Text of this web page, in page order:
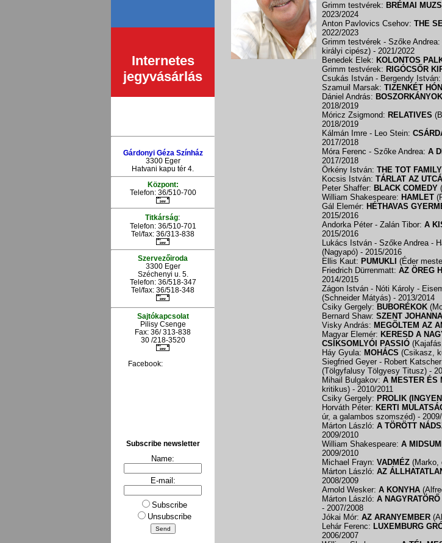
Internetes
jegyvásárlás
Gárdonyi Géza Színház
3300 Eger
Hatvani kapu tér 4.
Központ:
Telefon: 36/510-700
Titkárság:
Telefon: 36/510-701
Tel/fax: 36/313-838
Szervezőiroda
3300 Eger
Széchenyi u. 5.
Telefon: 36/518-347
Tel/fax: 36/518-348
Sajtókapcsolat
Pilisy Csenge
Fax: 36/ 313-838
30 /218-3520
Facebook:
Subscribe newsletter
Name:
E-mail:
Subscribe
Unsubscribe
Grimm testvérek: BRÉMAI
2023/2024
Anton Pavlovics Csehov: THE
2022/2023
Grimm testvérek - Szőke Andrea:
királyi cipész) - 2021/2022
Benedek Elek: KOLONTOS
Grimm testvérek: RIGÓCSŐR
Csukás István - Bergendy István:
Szamuil Marsak: TIZENKÉT
Dániel András:
2018/2019
Móricz Zsigmond: RELATIVES
2018/2019
Kálmán Imre - Leo Stein:
2017/2018
Móra Ferenc - Szőke Andrea: A
2017/2018
Örkény István: THE TOT FAMILY
Kocsis István: TÁRLAT AZ
Peter Shaffer: BLACK COMEDY
William Shakespeare: HAMLET
Gál Elemér: HÉTHAVAS
2015/2016
Andorka Péter - Zalán Tibor: A
2015/2016
Lukács István - Szőke Andrea -
(Nagyapó) - 2015/2016
Ellis Kaut: PUMUKLI (Éder
Friedrich Dürrenmatt: AZ ÖREG
2014/2015
Zágon István - Nóti Károly -
(Schneider Mátyás) - 2013/2014
Csiky Gergely: BUBORÉKOK
Bernard Shaw: SZENT JOHANNA
Visky András: MEGÖLTEM AZ
Magyar Elemér: KERESD A
CSÍKSOMLYÓI PASSIÓ
Háy Gyula: MOHÁCS (Csikasz,
Siegfried Geyer - Robert
(Tölgyfalusy Tölgyesy Titusz) -
Mihail Bulgakov: A MESTER ÉS
kritikus) - 2010/2011
Csiky Gergely: PROLIK
Horváth Péter: KERTI
úr, a galambos szomszéd) -
Márton László: A TÖRÖTT
2009/2010
William Shakespeare: A
2009/2010
Michael Frayn: VADMÉZ (Marko,
Márton László: AZ
2008/2009
Arnold Wesker: A KONYHA
Márton László: A NAGYRATÖRŐ
- 2007/2008
Jókai Mór: AZ ARANYEMBER
Lehár Ferenc: LUXEMBURG
2006/2007